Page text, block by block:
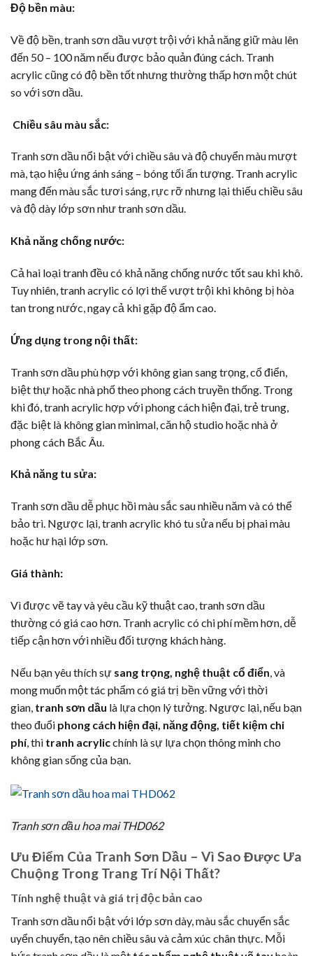
Độ bền màu:
Về độ bền, tranh sơn dầu vượt trội với khả năng giữ màu lên
đến 50 – 100 năm nếu được bảo quản đúng cách. Tranh
acrylic cũng có độ bền tốt nhưng thường thấp hơn một chút
so với sơn dầu.
Chiều sâu màu sắc:
Tranh sơn dầu nổi bật với chiều sâu và độ chuyển màu mượt
mà, tạo hiệu ứng ánh sáng – bóng tối ấn tượng. Tranh acrylic
mang đến màu sắc tươi sáng, rực rỡ nhưng lại thiếu chiều sâu
và độ dày lớp sơn như tranh sơn dầu.
Khả năng chống nước:
Cả hai loại tranh đều có khả năng chống nước tốt sau khi khô.
Tuy nhiên, tranh acrylic có lợi thế vượt trội khi không bị hòa
tan trong nước, ngay cả khi gặp độ ẩm cao.
Ứng dụng trong nội thất:
Tranh sơn dầu phù hợp với không gian sang trọng, cổ điển,
biệt thự hoặc nhà phố theo phong cách truyền thống. Trong
khi đó, tranh acrylic hợp với phong cách hiện đại, trẻ trung,
đặc biệt là không gian minimal, căn hộ studio hoặc nhà ở
phong cách Bắc Âu.
Khả năng tu sửa:
Tranh sơn dầu dễ phục hồi màu sắc sau nhiều năm và có thể
bảo trì. Ngược lại, tranh acrylic khó tu sửa nếu bị phai màu
hoặc hư hại lớp sơn.
Giá thành:
Vì được vẽ tay và yêu cầu kỹ thuật cao, tranh sơn dầu
thường có giá cao hơn. Tranh acrylic có chi phí mềm hơn, dễ
tiếp cận hơn với nhiều đối tượng khách hàng.
Nếu bạn yêu thích sự sang trọng, nghệ thuật cổ điển , và
mong muốn một tác phẩm có giá trị bền vững với thời
gian, tranh sơn dầu là lựa chọn lý tưởng. Ngược lại, nếu bạn
theo đuổi phong cách hiện đại, năng động, tiết kiệm chi
phí , thì tranh acrylicchính là sự lựa chọn thông minh cho
không gian sống của bạn.
Tranh sơn dầu hoa mai THD062
Ưu Điểm Của Tranh Sơn Dầu – Vì Sao Được Ưa
Chuộng Trong Trang Trí Nội Thất?
Tính nghệ thuật và giá trị độc bản cao
Tranh sơn dầu nổi bật với lớp sơn dày, màu sắc chuyển sắc
uyển chuyển, tạo nên chiều sâu và cảm xúc chân thực. Mỗi